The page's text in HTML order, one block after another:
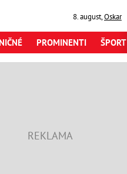
8. august,Oskar
PROMINENTI ŠPORT